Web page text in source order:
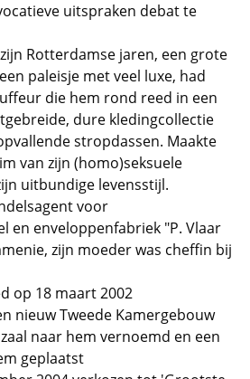
uitspraken debat te
Rotterdamse jaren, een grote
paleisje met veel luxe, had
die hem rond reed in een
dure kledingcollectie
stropdassen. Maakte
van zijn (homo)seksuele
uitbundige levensstijl.
voor
en enveloppenfabriek "P. Vlaar
zijn moeder was cheffin bij
op 18 maart 2002
nieuw Tweede Kamergebouw
naar hem vernoemd en een
geplaatst